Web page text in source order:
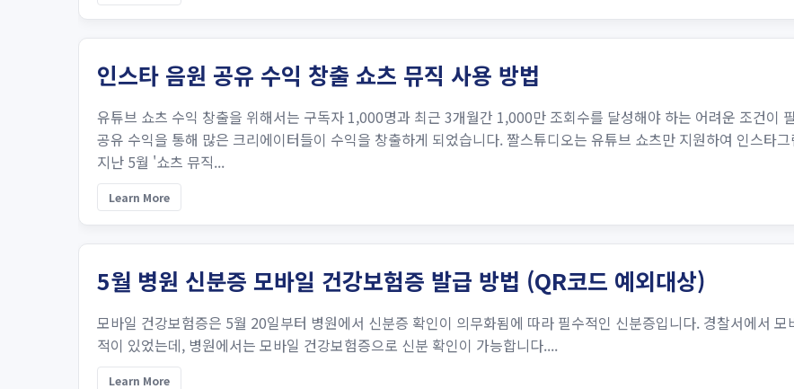
인스타 음원 공유 수익 창출 쇼츠 뮤직 사용 방법
유튜브 쇼츠 수익 창출을 위해서는 구독자 1,000명과 최근 3개월간 1,000만 조회수를 달성해야 하는 어려운 조건이
공유 수익을 통해 많은 크리에이터들이 수익을 창출하게 되었습니다. 짤스튜디오는 유튜브 쇼츠만 지원하여 인스타
지난 5월 '쇼츠 뮤직...
Learn More
5월 병원 신분증 모바일 건강보험증 발급 방법 (QR코드 예외대상)
모바일 건강보험증은 5월 20일부터 병원에서 신분증 확인이 의무화됨에 따라 필수적인 신분증입니다. 경찰서에서
적이 있었는데, 병원에서는 모바일 건강보험증으로 신분 확인이 가능합니다....
Learn More